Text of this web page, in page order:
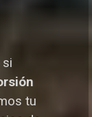
si
tu